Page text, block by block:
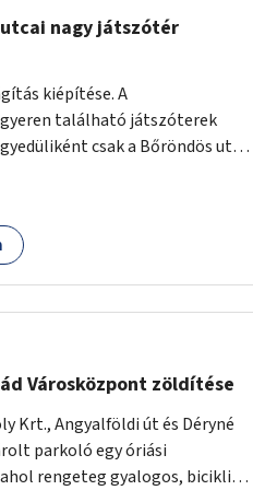
nagy játszótér
kiépítése. A
található játszóterek
csak a Bőröndös utca
téli hónapokban nem lehet ide
Városközpont zöldítése
Krt., Angyalföldi út és Déryné
parkoló egy óriási
rengeteg gyalogos, biciklis